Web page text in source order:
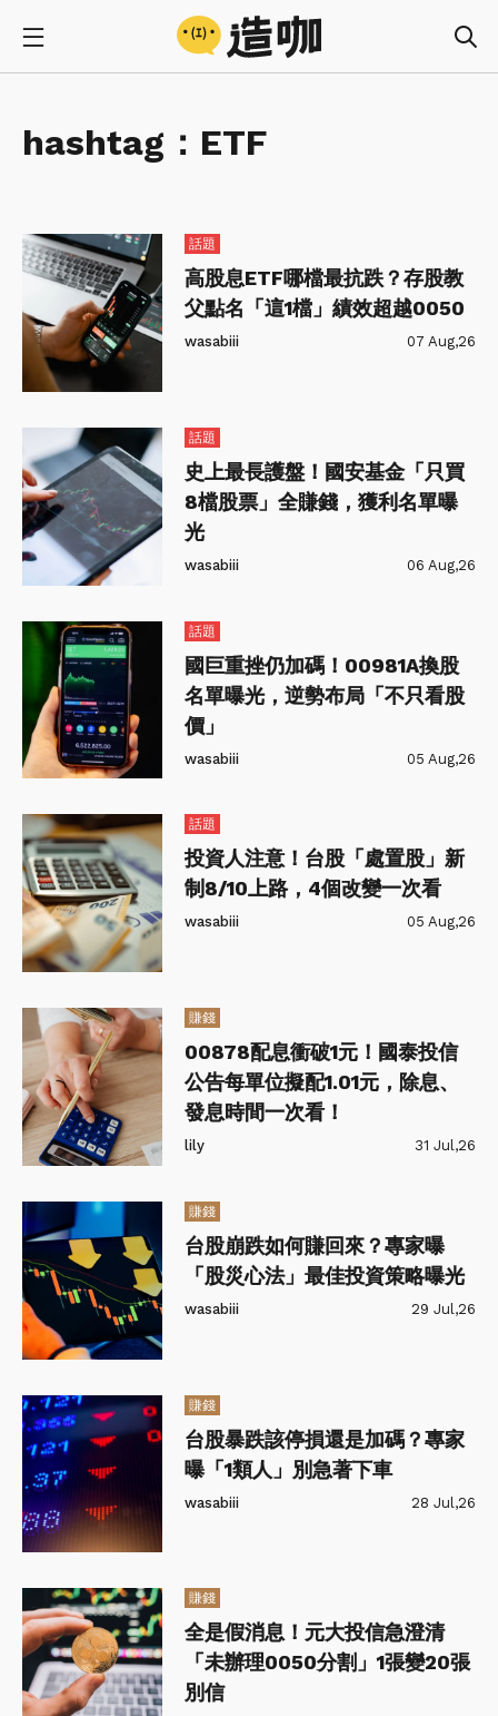
hashtag： ETF
話題
高股息ETF哪檔最抗跌？存股教
父點名「這1檔」績效超越0050
wasabiii 07 Aug,26
話題
史上最長護盤！國安基金「只買
8檔股票」全賺錢，獲利名單曝
光
wasabiii 06 Aug,26
話題
國巨重挫仍加碼！00981A換股
名單曝光，逆勢布局「不只看股
價」
wasabiii 05 Aug,26
話題
投資人注意！台股「處置股」新
制8/10上路，4個改變一次看
wasabiii 05 Aug,26
賺錢
00878配息衝破1元！國泰投信
公告每單位擬配1.01元，除息、
發息時間一次看！
lily 31 Jul,26
賺錢
台股崩跌如何賺回來？專家曝
「股災心法」最佳投資策略曝光
wasabiii 29 Jul,26
賺錢
台股暴跌該停損還是加碼？專家
曝「1類人」別急著下車
wasabiii 28 Jul,26
賺錢
全是假消息！元大投信急澄清
「未辦理0050分割」1張變20張
別信